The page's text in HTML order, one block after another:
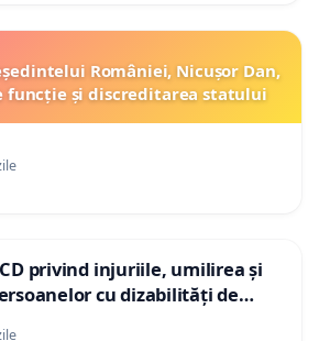
României, Nicușor Dan,
funcție și discreditarea statului
privind injuriile, umilirea și
cu dizabilități de
„Gorici”